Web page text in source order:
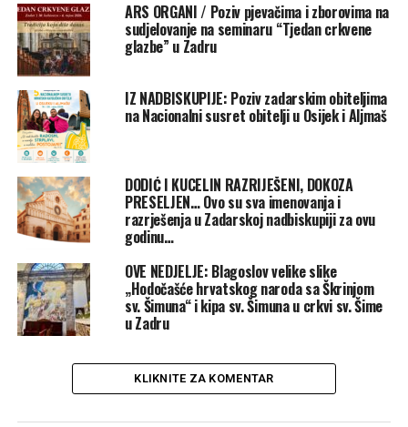
Odgovarajući na poticaj hrvatskih biskupa da se na
različite načine obilježi ta visoka obljetnica, župnik
Baričević želio je ostaviti trajni spomen – znak u sjećanje
na visoku jubilejsku obljetnicu hrvatskog naroda koju je
nazvao „Velegodom“.
Na ploču je uklesan natpis: „
štuje, na prošlosti budućnost si snuje(P. Preradović). U
spomen na 1100. velegod Hrvatskog kraljevstva,
godina Gospodnjih 925. – 2025. Župljani sa župnikom
Pridrage“.
Don Tomislav je predstavio značenje postavljanja te
ploče župljanima na misnom slavlju na blagdan
apostolskih prvaka sv. Petra i Pavla, u nedjelju, 29. lipnja.
Baričević je podsjetio kako je 1000. obljetnica Hrvatskog
kraljevstva 1925. godine, prema zapisima kronika, „bila
ARS ORGANI / Poziv pjevačima i zborovima na
sudjelovanje na seminaru “Tjedan crkvene
glazbe” u Zadru
IZ NADBISKUPIJE: Poziv zadarskim obiteljima
na Nacionalni susret obitelji u Osijek i Aljmaš
DODIĆ I KUCELIN RAZRIJEŠENI, DOKOZA
PRESELJEN… Ovo su sva imenovanja i
razrješenja u Zadarskoj nadbiskupiji za ovu
godinu…
OVE NEDJELJE: Blagoslov velike slike
„Hodočašće hrvatskog naroda sa Škrinjom
sv. Šimuna“ i kipa sv. Šimuna u crkvi sv. Šime
u Zadru
KLIKNITE ZA KOMENTAR